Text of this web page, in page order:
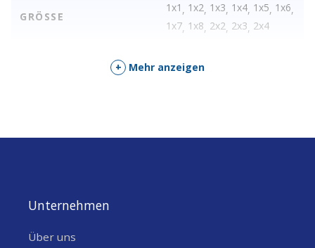
GRÖSSE
1x1 , 1x2, 1x3, 1x4, 1x5, 1x6,
1x7, 1x8, 2x2, 2x3, 2x4
+ Mehr anzeigen
Unternehmen
Über uns